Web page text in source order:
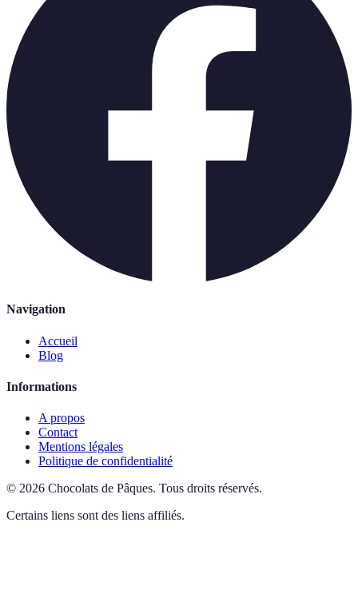
Navigation
Accueil
Blog
Informations
A propos
Contact
Mentions légales
Politique de confidentialité
© 2026 Chocolats de Pâques. Tous droits réservés.
Certains liens sont des liens affiliés.